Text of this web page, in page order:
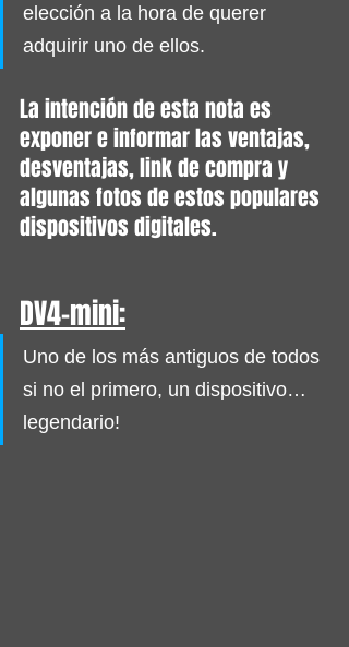
elección a la hora de querer
adquirir uno de ellos.
La intención de esta nota es
exponer e informar las ventajas,
desventajas, link de compra y
algunas fotos de estos populares
dispositivos digitales.
DV4-mini:
Uno de los más antiguos de todos
si no el primero, un dispositivo…
legendario!